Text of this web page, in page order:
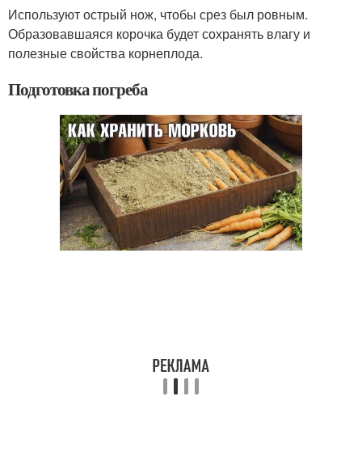
Используют острый нож, чтобы срез был ровным.
Образовавшаяся корочка будет сохранять влагу и
полезные свойства корнеплода.
Подготовка погреба